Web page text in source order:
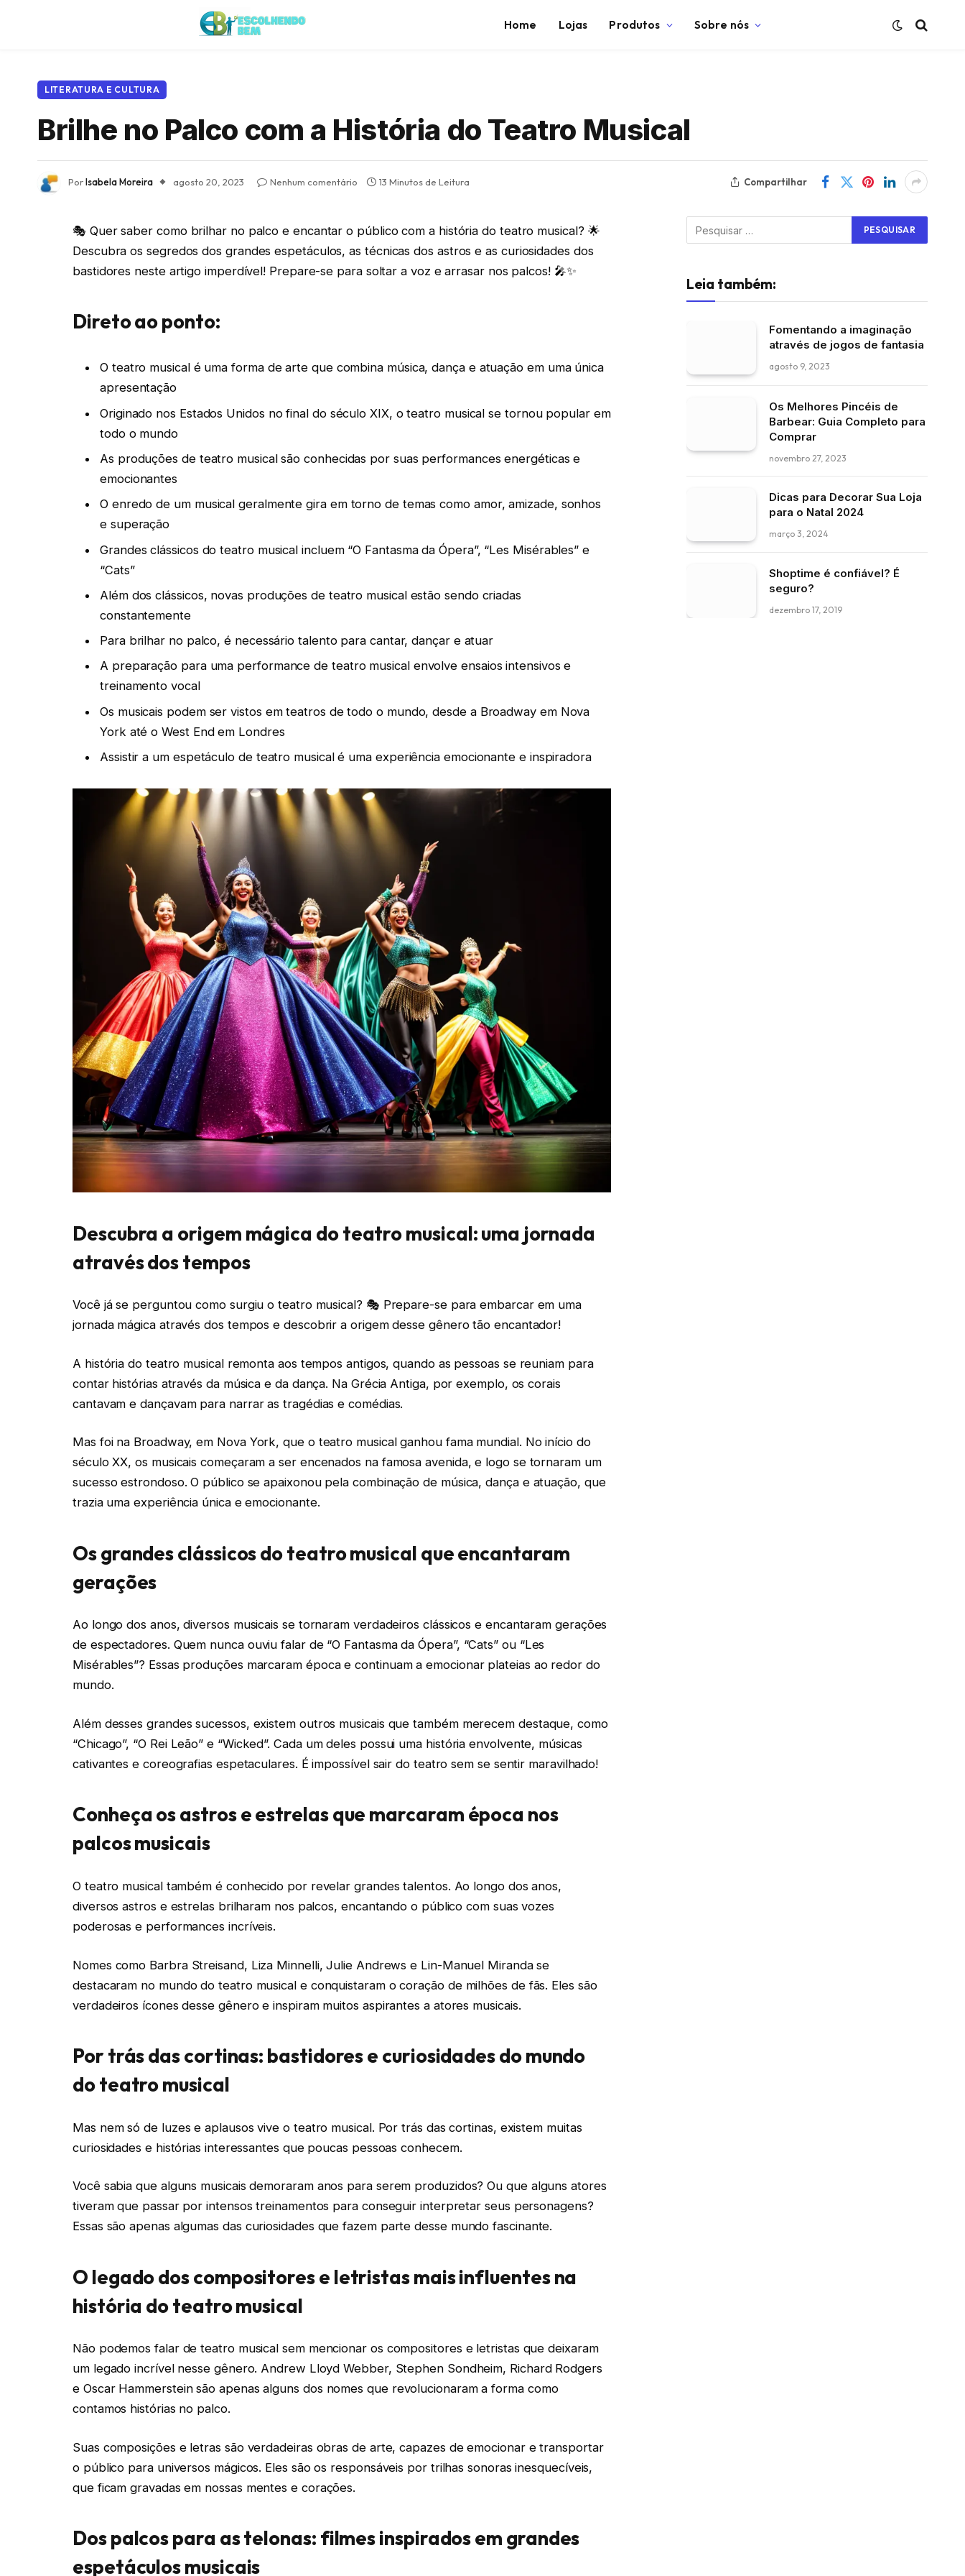
Home Lojas Produtos Sobre nós
LITERATURA E CULTURA
Brilhe no Palco com a História do Teatro Musical
PorIsabela Moreira agosto 20, 2023 Nenhum comentário 13 Minutos de Leitura Compartilhar
🎭 Quer saber como brilhar no palco e encantar o público com a história do teatro musical? 🌟
Descubra os segredos dos grandes espetáculos, as técnicas dos astros e as curiosidades dos
bastidores neste artigo imperdível! Prepare-se para soltar a voz e arrasar nos palcos! 🎤✨
Direto ao ponto:
O teatro musical é uma forma de arte que combina música, dança e atuação em uma única
apresentação
Originado nos Estados Unidos no final do século XIX, o teatro musical se tornou popular em
todo o mundo
As produções de teatro musical são conhecidas por suas performances energéticas e
emocionantes
O enredo de um musical geralmente gira em torno de temas como amor, amizade, sonhos
e superação
Grandes clássicos do teatro musical incluem “O Fantasma da Ópera”, “Les Misérables” e
“Cats”
Além dos clássicos, novas produções de teatro musical estão sendo criadas
constantemente
Para brilhar no palco, é necessário talento para cantar, dançar e atuar
A preparação para uma performance de teatro musical envolve ensaios intensivos e
treinamento vocal
Os musicais podem ser vistos em teatros de todo o mundo, desde a Broadway em Nova
York até o West End em Londres
Assistir a um espetáculo de teatro musical é uma experiência emocionante e inspiradora
Descubra a origem mágica do teatro musical: uma jornada
através dos tempos
Você já se perguntou como surgiu o teatro musical? 🎭 Prepare-se para embarcar em uma
jornada mágica através dos tempos e descobrir a origem desse gênero tão encantador!
A história do teatro musical remonta aos tempos antigos, quando as pessoas se reuniam para
contar histórias através da música e da dança. Na Grécia Antiga, por exemplo, os corais
cantavam e dançavam para narrar as tragédias e comédias.
Mas foi na Broadway, em Nova York, que o teatro musical ganhou fama mundial. No início do
século XX, os musicais começaram a ser encenados na famosa avenida, e logo se tornaram um
sucesso estrondoso. O público se apaixonou pela combinação de música, dança e atuação, que
trazia uma experiência única e emocionante.
Os grandes clássicos do teatro musical que encantaram
gerações
Ao longo dos anos, diversos musicais se tornaram verdadeiros clássicos e encantaram gerações
de espectadores. Quem nunca ouviu falar de “O Fantasma da Ópera”, “Cats” ou “Les
Misérables”? Essas produções marcaram época e continuam a emocionar plateias ao redor do
mundo.
Além desses grandes sucessos, existem outros musicais que também merecem destaque, como
“Chicago”, “O Rei Leão” e “Wicked”. Cada um deles possui uma história envolvente, músicas
cativantes e coreografias espetaculares. É impossível sair do teatro sem se sentir maravilhado!
Conheça os astros e estrelas que marcaram época nos
palcos musicais
O teatro musical também é conhecido por revelar grandes talentos. Ao longo dos anos,
diversos astros e estrelas brilharam nos palcos, encantando o público com suas vozes
poderosas e performances incríveis.
Nomes como Barbra Streisand, Liza Minnelli, Julie Andrews e Lin-Manuel Miranda se
destacaram no mundo do teatro musical e conquistaram o coração de milhões de fãs. Eles são
verdadeiros ícones desse gênero e inspiram muitos aspirantes a atores musicais.
Por trás das cortinas: bastidores e curiosidades do mundo
do teatro musical
Mas nem só de luzes e aplausos vive o teatro musical. Por trás das cortinas, existem muitas
curiosidades e histórias interessantes que poucas pessoas conhecem.
Você sabia que alguns musicais demoraram anos para serem produzidos? Ou que alguns atores
tiveram que passar por intensos treinamentos para conseguir interpretar seus personagens?
Essas são apenas algumas das curiosidades que fazem parte desse mundo fascinante.
O legado dos compositores e letristas mais influentes na
história do teatro musical
Não podemos falar de teatro musical sem mencionar os compositores e letristas que deixaram
um legado incrível nesse gênero. Andrew Lloyd Webber, Stephen Sondheim, Richard Rodgers
e Oscar Hammerstein são apenas alguns dos nomes que revolucionaram a forma como
contamos histórias no palco.
Suas composições e letras são verdadeiras obras de arte, capazes de emocionar e transportar
o público para universos mágicos. Eles são os responsáveis por trilhas sonoras inesquecíveis,
que ficam gravadas em nossas mentes e corações.
Dos palcos para as telonas: filmes inspirados em grandes
espetáculos musicais
Leia também:
Fomentando a imaginação
através de jogos de fantasia
agosto 9, 2023
Os Melhores Pincéis de
Barbear: Guia Completo para
Comprar
novembro 27, 2023
Dicas para Decorar Sua Loja
para o Natal 2024
março 3, 2024
Shoptime é confiável? É
seguro?
dezembro 17, 2019